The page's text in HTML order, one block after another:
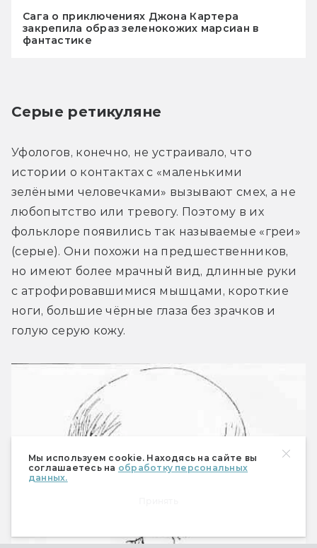
Мы используем cookie. Находясь на сайте вы
соглашаетесь на обработку персональных
данных.
Сага о приключениях Джона Картера
закрепила образ зеленокожих марсиан в
фантастике
Серые ретикуляне
Уфологов, конечно, не устраивало, что
истории о контактах с «мaленькими
зелёными человечками» вызывают смех, а не
любопытство или тревогу. Поэтому в их
фольклоре появились так называемые «греи»
(серые). Они похожи на предшественников,
но имеют более мрачный вид, длинные руки
с атрофировавшимися мышцами, короткие
ноги, большие чёрные глаза без зрачков и
голую серую кожу.